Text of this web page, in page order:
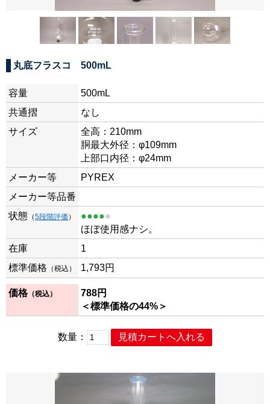
丸底フラスコ 500mL
容量
500mL
共通摺
なし
サイズ
全高：210mm
胴最大外径：φ109mm
上部口内径：φ24mm
メーカー等
PYREX
メーカー等品番
状態 （5段階評価 ） ●●●●●
ほぼ使用感ナシ。
在庫
1
標準価格 （税込） 1,793円
価格（税込）
788円
＜標準価格の44%＞
数量：